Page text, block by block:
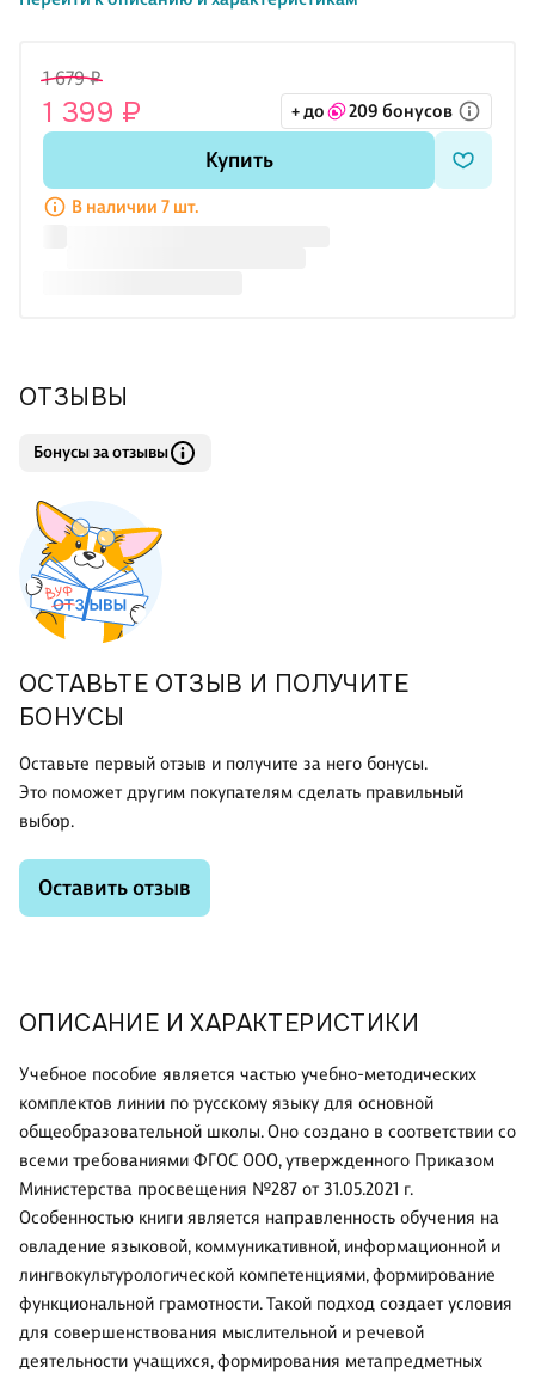
функциональной грамотности. Такой подход создает условия
для совершенствования мыслительной и речевой
деятельности учащихся, формирования метапредметных
умений и способов деятельности. Дидактический материал
учебного пособия представлен на широком культурно-
1 679 ₽
1 399 ₽ + до 209 бонусов
Купить
В наличии 7 шт.
ОПИСАНИЕ И ХАРАКТЕРИСТИКИ
Учебное пособие является частью учебно-методических
комплектов линии по русскому языку для основной
общеобразовательной школы. Оно создано в соответствии со
всеми требованиями ФГОС ООО, утвержденного Приказом
Министерства просвещения №287 от 31.05.2021 г.
Особенностью книги является направленность обучения на
овладение языковой, коммуникативной, информационной и
лингвокультурологической компетенциями, формирование
функциональной грамотности. Такой подход создает условия
для совершенствования мыслительной и речевой
деятельности учащихся, формирования метапредметных
ОТЗЫВЫ
Бонусы за отзывы
ОСТАВЬТЕ ОТЗЫВ И ПОЛУЧИТЕ
БОНУСЫ
Оставьте первый отзыв и получите за него бонусы.
Это поможет другим покупателям сделать правильный
выбор.
Оставить отзыв